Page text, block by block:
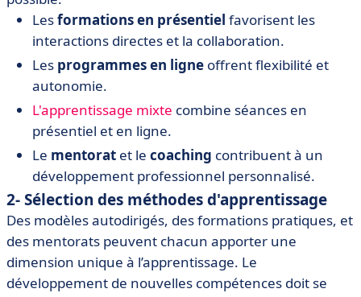
Lesformations en présentiel favorisent les
interactions directes et la collaboration.
Les programmes en ligne offrent flexibilité et
autonomie.
L'apprentissage mixte combine séances en
présentiel et en ligne.
Le mentorat et le coaching contribuent à un
développement professionnel personnalisé.
2- Sélection des méthodes d'apprentissage
Des modèles autodirigés, des formations pratiques, et
des mentorats peuvent chacun apporter une
dimension unique à l’apprentissage. Le
développement de nouvelles compétences doit se